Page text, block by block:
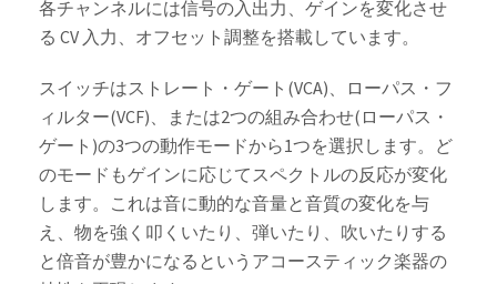
各チャンネルには信号の入出力、ゲインを変化させ
る CV 入力、オフセット調整を搭載しています。
スイッチはストレート・ゲート(VCA)、ローパス・フ
ィルター(VCF)、または2つの組み合わせ(ローパス・
ゲート)の3つの動作モードから1つを選択します。ど
のモードもゲインに応じてスペクトルの反応が変化
します。これは音に動的な音量と音質の変化を与
え、物を強く叩くいたり、弾いたり、吹いたりする
と倍音が豊かになるというアコースティック楽器の